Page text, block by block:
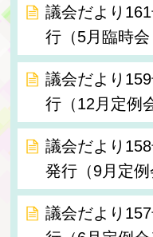
議会だより
行（5月臨時会
議会だより
行（12月定例
議会だより
発行（9月定例
議会だより